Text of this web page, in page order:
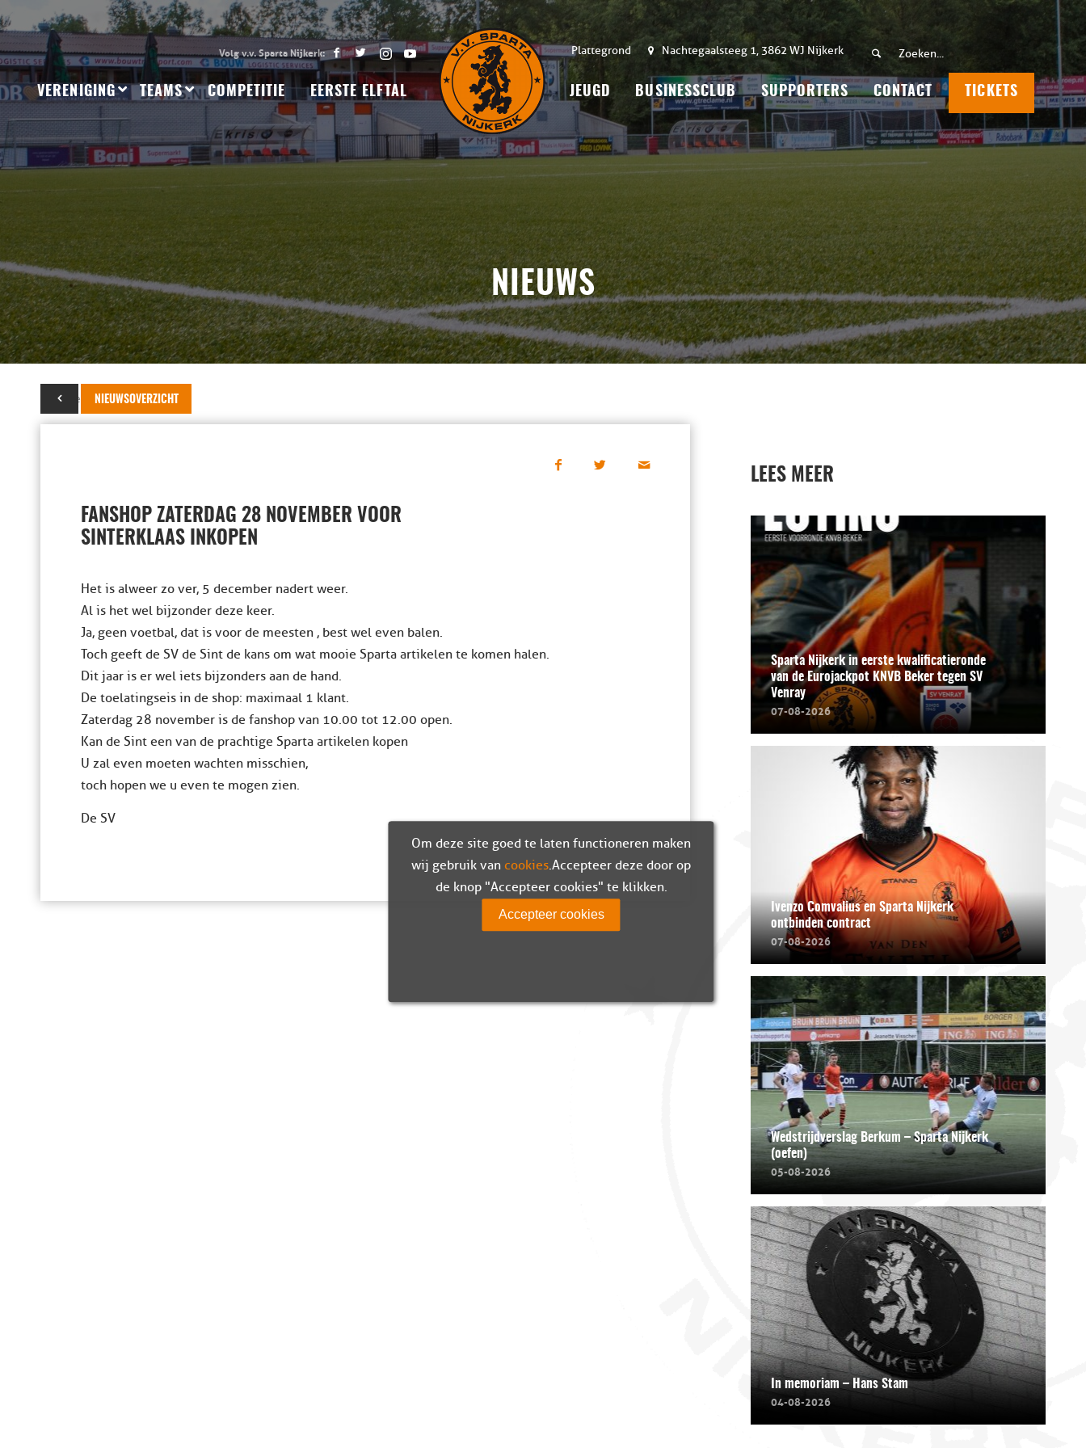
Plattegrond Nachtegaalsteeg 1, 3862 WJ Nijkerk
VERENIGING TEAMS COMPETITIE EERSTE ELFTAL JEUGD BUSINESSCLUB SUPPORTERS CONTACT TICKETS
NIEUWS
NIEUWSOVERZICHT
26 november 2020
FANSHOP ZATERDAG 28 NOVEMBER VOOR
SINTERKLAAS INKOPEN
Het is alweer zo ver, 5 december nadert weer.
Al is het wel bijzonder deze keer.
Ja, geen voetbal, dat is voor de meesten , best wel even balen.
Toch geeft de SV de Sint de kans om wat mooie Sparta artikelen te komen halen.
Dit jaar is er wel iets bijzonders aan de hand.
De toelatingseis in de shop: maximaal 1 klant.
Zaterdag 28 november is de fanshop van 10.00 tot 12.00 open.
Kan de Sint een van de prachtige Sparta artikelen kopen
U zal even moeten wachten misschien,
toch hopen we u even te mogen zien.
De SV
LEES MEER
Sparta Nijkerk in eerste kwalificatieronde
van de Eurojackpot KNVB Beker tegen SV
Venray
07-08-2026
Ivenzo Comvalius en Sparta Nijkerk
ontbinden contract
07-08-2026
Wedstrijdverslag Berkum – Sparta Nijkerk
(oefen)
05-08-2026
In memoriam – Hans Stam
04-08-2026
Om deze site goed te laten functioneren maken
wij gebruik van cookies. Accepteer deze door op
de knop "Accepteer cookies" te klikken.
Accepteer cookies